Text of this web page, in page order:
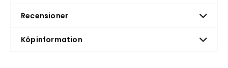
AVS-klicksystem för enkel och säker
montering
Smidiga handtag
Recensioner
Köpinformation